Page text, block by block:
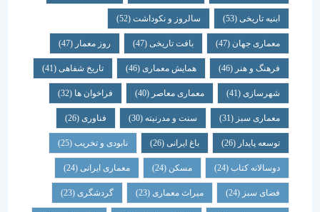
ابنیه تاریخی(53) سالروز و نکوداشت(52)
معماری جهان (47) بافت تاریخی(47) روز معمار(47)
فرهنگ و هنر(46) همایش معماری (46) تاریخ شفاهی (41)
شهرسازی(41) معماری معاصر(40) فراخوان ها (32)
معماری سبز(31) سنت و مدرنیته(30) فناوری (26)
توسعه پایدار(26) باغ ایرانی(26) نابودی و تخریب(25)
دوسالانه کتاب(24) مسکن (24) معماری ایرانی(24)
فضای سبز(24) میراث معماری (23) گردشگری (23)